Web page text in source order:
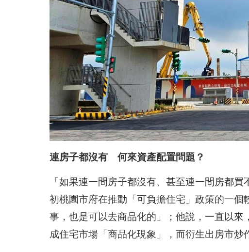
連房子都沒有 何來資產配置問題？
「如果連一間房子都沒有、甚至連一間房都
初桃園市府在推動「可負擔住宅」政策的一
事，也是可以去商品化的」；他說，一直以
成住宅市場「商品化現象」，而衍生出房市炒